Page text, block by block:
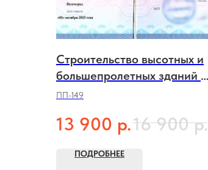
Строительство высотных и
большепролетных зданий и
сооружений
ПП-149
13 900 р.16 900 р.
ПОДРОБНЕЕ